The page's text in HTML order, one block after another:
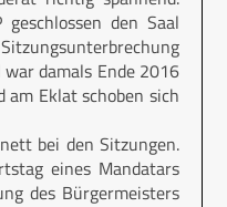
den Saal
damals Ende 2016
am Eklat schoben sich
bei den Sitzungen.
eines Mandatars
des Bürgermeisters